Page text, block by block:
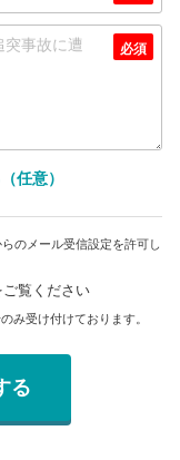
任意）
のメール受信設定を許可し
ご覧ください
み受け付けております。